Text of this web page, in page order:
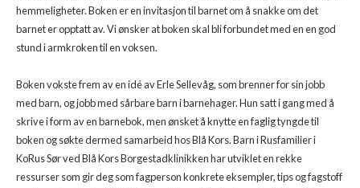
hemmeligheter. Boken er en invitasjon til barnet om å snakke om det
barnet er opptatt av. Vi ønsker at boken skal bli forbundet med en en god
stund i armkroken til en voksen.
Boken vokste frem av en idé av Erle Sellevåg, som brenner for sin jobb
med barn, og jobb med sårbare barn i barnehager. Hun satt i gang med å
skrive i form av en barnebok, men ønsket å knytte en faglig tyngde til
boken og søkte dermed samarbeid hos Blå Kors. Barn i Rusfamilier i
KoRus Sør ved Blå Kors Borgestadklinikken har utviklet en rekke
ressurser som gir deg som fagperson konkrete eksempler, tips og fagstoff